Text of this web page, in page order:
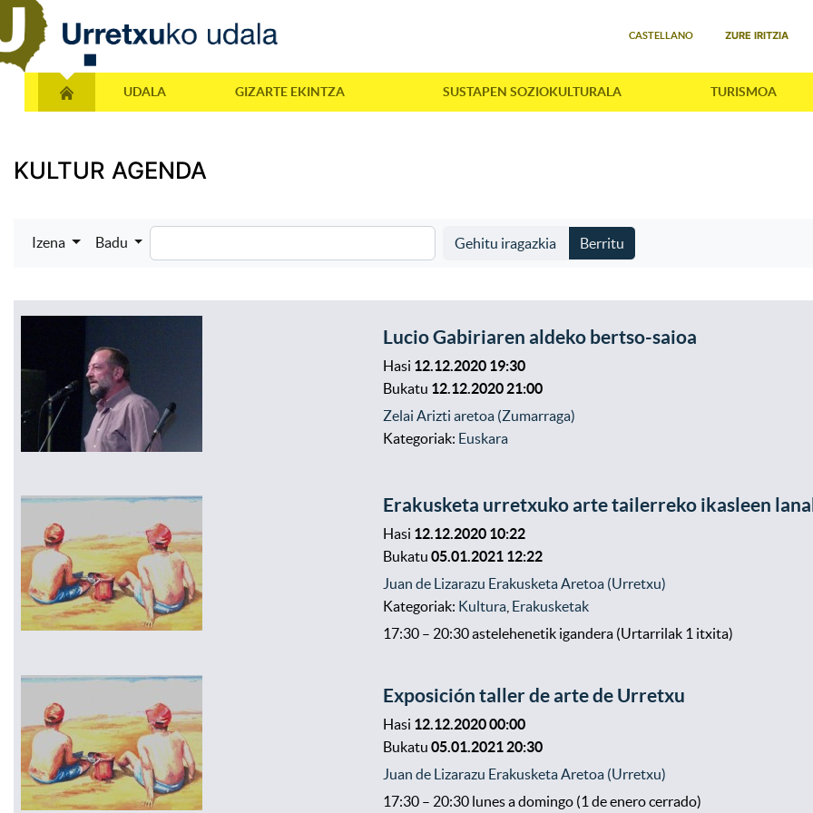
CASTELLANO ZURE IRITZIA
UDALA GIZARTE EKINTZA SUSTAPEN SOZIOKULTURALA TURISMOA
KULTUR AGENDA
Izena Badu Gehitu iragazkia Berritu
Lucio Gabiriaren aldeko bertso-saioa
Hasi 12.12.2020 19:30
Bukatu 12.12.2020 21:00
Zelai Arizti aretoa (Zumarraga)
Kategoriak: Euskara
Erakusketa urretxuko arte tailerreko ikasleen
Hasi 12.12.2020 10:22
Bukatu05.01.2021 12:22
Juan de Lizarazu Erakusketa Aretoa (Urretxu)
Kategoriak: Kultura Erakusketak
17:30 – 20:30 astelehenetik igandera (Urtarrilak 1 itxita)
Exposición taller de arte de Urretxu
Hasi 12.12.2020 00:00
Bukatu05.01.2021 20:30
Juan de Lizarazu Erakusketa Aretoa (Urretxu)
17:30 – 20:30 lunes a domingo (1 de enero cerrado)